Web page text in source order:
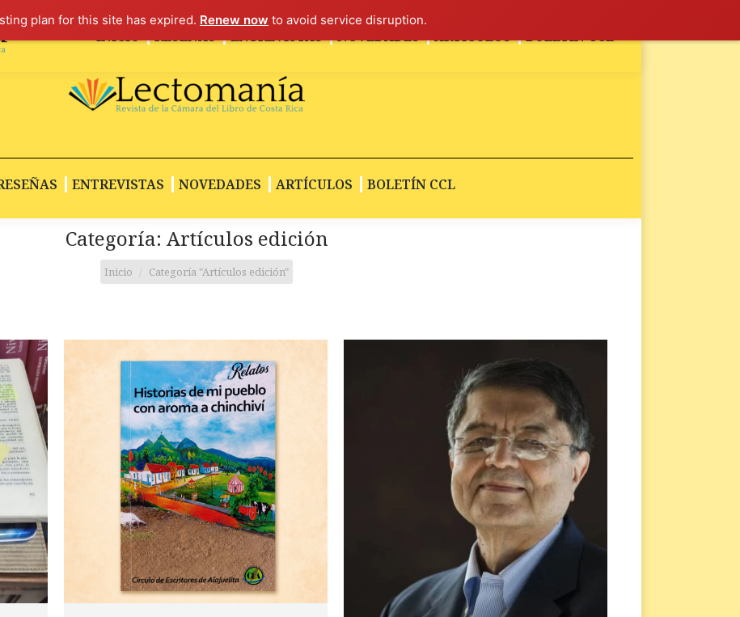
plan for this site has expired. Renew now to avoid service disruption.
ENTREVISTAS NOVEDADES ARTÍCULOS BOLETÍN CCL
Categoría: Artículos edición
Estás aquí:
Inicio Categoría "Artículos edición"
INICIO RESEÑAS ENTREVISTAS NOVEDADES ARTÍCULOS BOLETÍN CCL